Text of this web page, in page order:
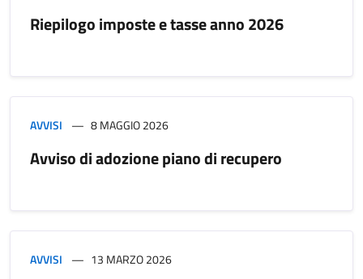
Riepilogo imposte e tasse anno 2026
AVVISI 8 MAGGIO 2026
Avviso di adozione piano di recupero
AVVISI 13 MARZO 2026